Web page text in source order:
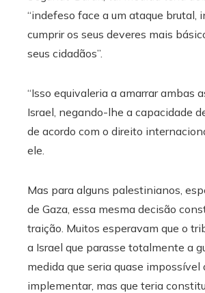
“indefeso face a um ataque brutal,
cumprir os seus deveres mais
seus cidadãos”.
“Isso equivaleria a amarrar ambas
Israel, negando-lhe a capacidade
de acordo com o direito
ele.
Mas para alguns palestinianos,
de Gaza, essa mesma decisão
traição. Muitos esperavam que o
a Israel que parasse totalmente a
medida que seria quase impossível
implementar, mas que teria